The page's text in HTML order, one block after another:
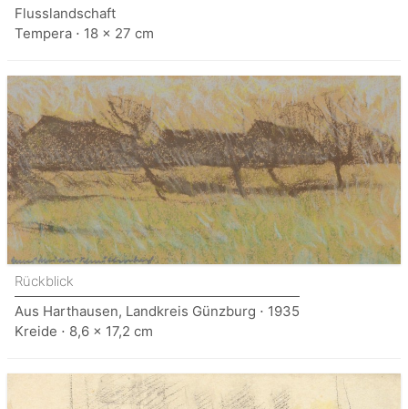
Flusslandschaft
Tempera ⋅ 18 x 27 cm
Rückblick
Aus Harthausen, Landkreis Günzburg ⋅ 1935
Kreide ⋅ 8,6 x 17,2 cm